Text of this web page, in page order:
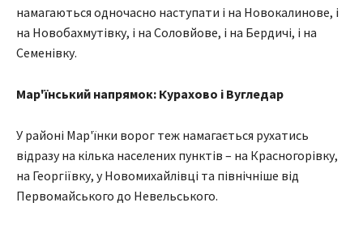
намагаються одночасно наступати і на Новокалинове, і
на Новобахмутівку, і на Соловйове, і на Бердичі, і на
Семенівку.
Мар'їнський напрямок: Курахово і Вугледар
У районі Мар'їнки ворог теж намагається рухатись
відразу на кілька населених пунктів – на Красногорівку,
на Георгіївку, у Новомихайлівці та північніше від
Первомайського до Невельського.